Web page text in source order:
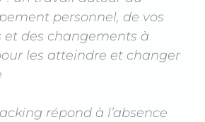
personnel, de vos
et des changements à
les atteindre et changer
répond à l’absence